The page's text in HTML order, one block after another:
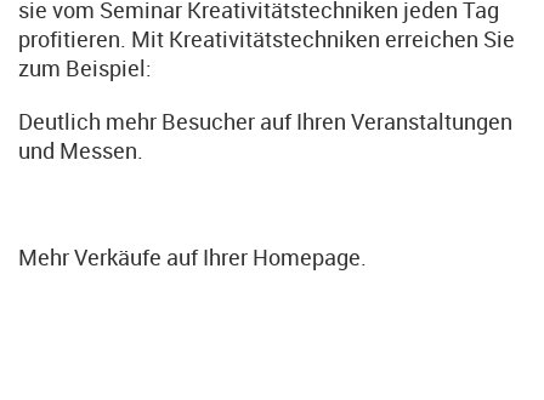
sie vom Seminar Kreativitätstechniken jeden Tag
profitieren. Mit Kreativitätstechniken erreichen Sie
zum Beispiel:
Deutlich mehr Besucher auf Ihren Veranstaltungen
und Messen.
Mehr Verkäufe auf Ihrer Homepage.